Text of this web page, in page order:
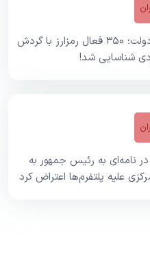
کریپتو در رادار دولت؛ ۳۵۰ فعال رمزارز با گردش
نامه‌ای به رئیس جمهور به
علیه پلتفرم‌ها اعتراض کرد